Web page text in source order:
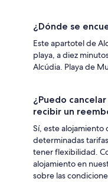
¿Dónde se
Este apartotel de
playa, a diez
Alcúdia. Playa de
¿Puedo
recibir un
Sí, este
determinadas
tener flexibilidad.
alojamiento en
sobre las